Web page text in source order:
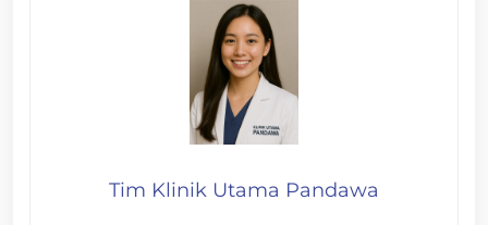
Tim Klinik Utama Pandawa